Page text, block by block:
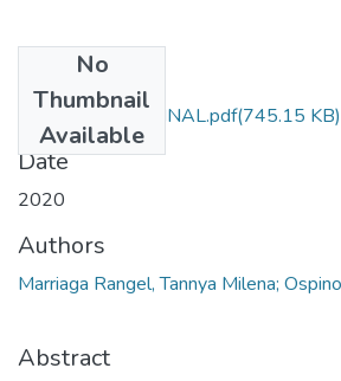
No
Thumbnail
Available
MONOGRAFIA FINAL.pdf(745.15 KB)
Date
2020
Authors
Marriaga Rangel, Tannya Milena;
Abstract